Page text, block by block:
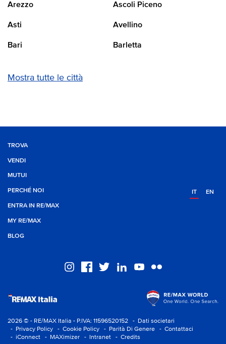
Arezzo Ascoli Piceno
Asti Avellino
Bari Barletta
Mostra tutte le città
TROVA
VENDI
MUTUI
PERCHÉ NOI
ENTRA IN RE/MAX
MY RE/MAX
BLOG
IT EN
2026 © - RE/MAX Italia - P.IVA: 11596520152
- Dati societari
- Privacy Policy
- Cookie Policy - Parità Di Genere
- Contattaci
- iConnect
- MAXimizer - Intranet - Credits